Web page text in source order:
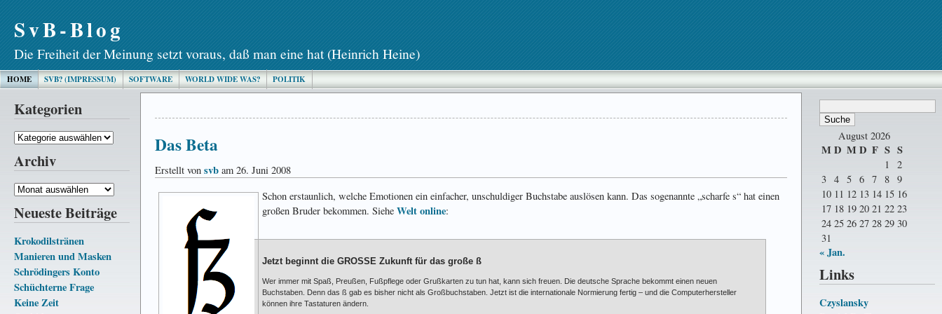
SvB-Blog
Die Freiheit der Meinung setzt voraus, daß man eine hat (Heinrich Heine)
HOME SVB? (IMPRESSUM) SOFTWARE WORLD WIDE WAS? POLITIK
Kategorien
Kategorien
Archiv
Archiv
Neueste Beiträge
Krokodilstränen
Manieren und Masken
Schrödingers Konto
Schüchterne Frage
Keine Zeit
August 2026
MD MD F S S
1
2
3 4 5 6 7 8 9
10 11 12 13 14 15 16
17 18 19 20 21 22 23
24 25 26 27 28 29 30
31
« Jan.
Links
Czyslansky
Das Beta
Erstellt von svb am 26. Juni 2008
Schon erstaunlich, welche Emotionen ein einfacher, unschuldiger Buchstabe auslösen kann. Das sogenannte „scharfe s“ hat einen
großen Bruder bekommen. Siehe Welt online:
Jetzt beginnt die GROSSE Zukunft für das große ß
Wer immer mit Spaß, Preußen, Fußpflege oder Grußkarten zu tun hat, kann sich freuen. Die deutsche Sprache bekommt einen neuen
Buchstaben. Denn das ß gab es bisher nicht als Großbuchstaben. Jetzt ist die internationale Normierung fertig – und die Computerhersteller
können ihre Tastaturen ändern.